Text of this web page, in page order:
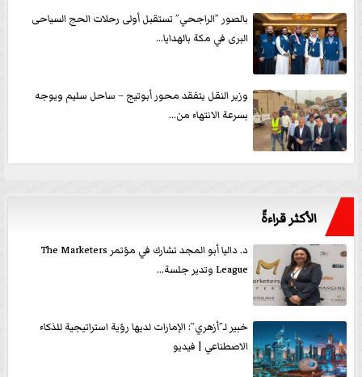
بالصور ”الراجحي” تستقبل أولى رحلات الحج السياحى
البرى في مكة بالهدايا...
وزير النقل يتفقد محور أبوتيج – ساحل سليم ويوجه
بسرعة الانتهاء من...
الأكثر قراءةً
د. داليا أبو المجد تشارك في مؤتمر The Marketers
League وتدير جلسة...
خبير لـ”أزهري”: الإمارات لديها رؤية استراتيجية للذكاء
الاصطناعي | فيديو